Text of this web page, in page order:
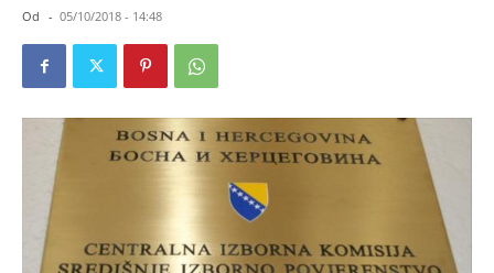
Od - 05/10/2018 - 14:48